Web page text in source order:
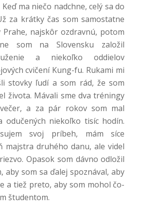
ma niečo nadchne, celý sa do
za krátky čas som samostatne
najskôr ozdravnú, potom
som na Slovensku založil
a niekoľko oddielov
cvičení Kung-fu. Rukami mi
stovky ľudí a som rád, že som
života. Mávali sme dva tréningy
a za pár rokov som mal
odučených niekoľko tisíc hodín.
svoj príbeh, mám síce
majstra druhého danu, ale videl
Opasok som dávno odložil
aby som sa ďalej spoznával, aby
a tiež preto, aby som mohol čo-
študentom.